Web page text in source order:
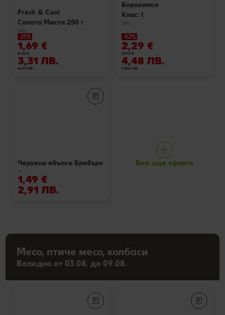
Fresh & Cool
Салата Миста 250 г
250 г
-21%
1,69 €
2,14 €
3,31 ЛВ.
4,19 ЛВ.
Боровинки
Клас: I
250 г
-42%
2,29 €
3,99 €
4,48 ЛВ.
7,80 ЛВ.
Червени ябълки Бребърн
кг
1,49 €
2,91 ЛВ.
Виж още оферти
Месо, птиче месо, колбаси
Валидно от 03.08. до 09.08.